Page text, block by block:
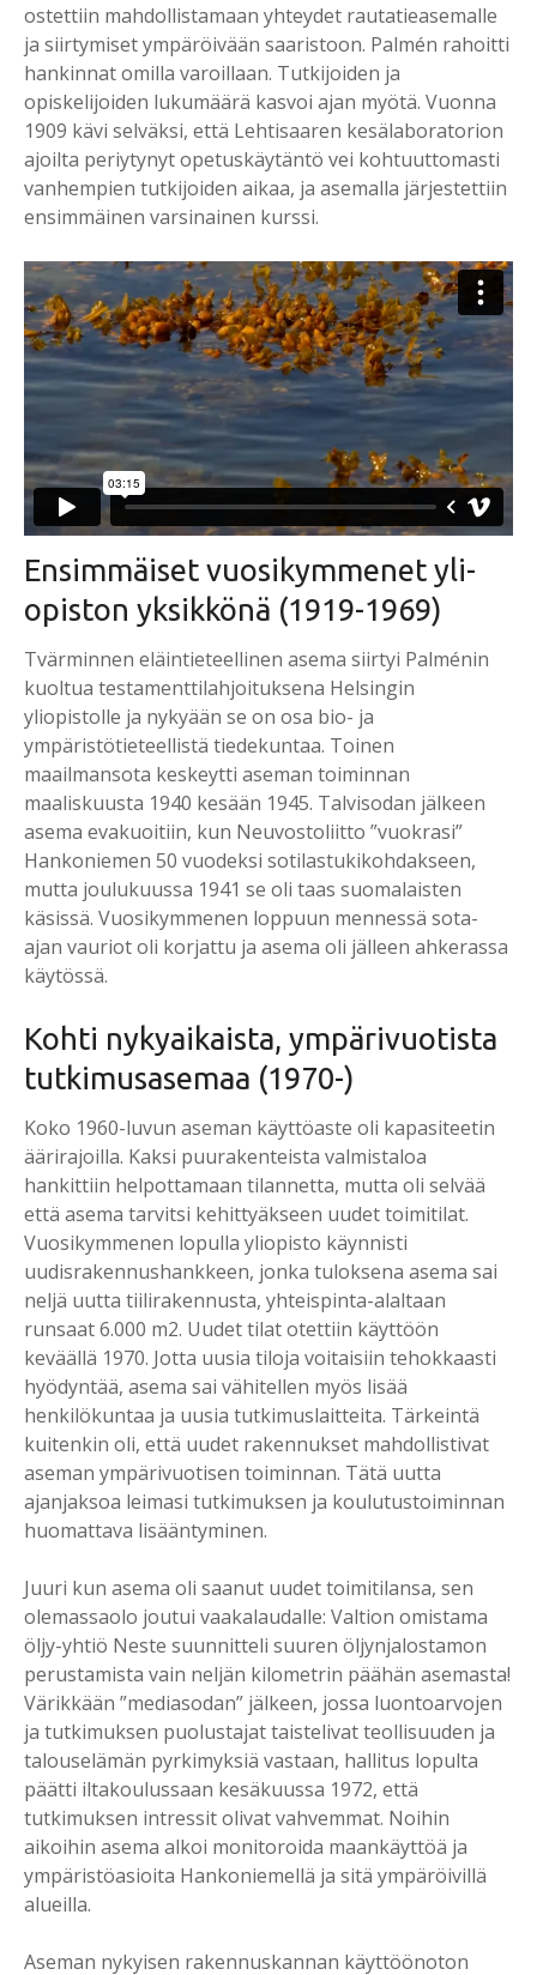
ostettiin mahdollistamaan yhteydet rautatieasemalle
ja siirtymiset ympäröivään saaristoon. Palmén rahoitti
hankinnat omilla varoillaan. Tutkijoiden ja
opiskelijoiden lukumäärä kasvoi ajan myötä. Vuonna
1909 kävi selväksi, että Lehtisaaren kesälaboratorion
ajoilta periytynyt opetuskäytäntö vei kohtuuttomasti
vanhempien tutkijoiden aikaa, ja asemalla järjestettiin
ensimmäinen varsinainen kurssi.
En­sim­mäi­set vuo­si­kym­me­net yli­
opis­ton yk­sik­kö­nä (1919-1969)
Tvärminnen eläintieteellinen asema siirtyi Palménin
kuoltua testamenttilahjoituksena Helsingin
yliopistolle ja nykyään se on osa bio- ja
ympäristötieteellistä tiedekuntaa. Toinen
maailmansota keskeytti aseman toiminnan
maaliskuusta 1940 kesään 1945. Talvisodan jälkeen
asema evakuoitiin, kun Neuvostoliitto ”vuokrasi”
Hankoniemen 50 vuodeksi sotilastukikohdakseen,
mutta joulukuussa 1941 se oli taas suomalaisten
käsissä. Vuosikymmenen loppuun mennessä sota-
ajan vauriot oli korjattu ja asema oli jälleen ahkerassa
käytössä.
Koh­ti ny­ky­ai­kais­ta, ym­pä­ri­vuo­tis­ta
tut­ki­mus­a­se­maa (1970-)
Koko 1960-luvun aseman käyttöaste oli kapasiteetin
äärirajoilla. Kaksi puurakenteista valmistaloa
hankittiin helpottamaan tilannetta, mutta oli selvää
että asema tarvitsi kehittyäkseen uudet toimitilat.
Vuosikymmenen lopulla yliopisto käynnisti
uudisrakennushankkeen, jonka tuloksena asema sai
neljä uutta tiilirakennusta, yhteispinta-alaltaan
runsaat 6.000 m2. Uudet tilat otettiin käyttöön
keväällä 1970. Jotta uusia tiloja voitaisiin tehokkaasti
hyödyntää, asema sai vähitellen myös lisää
henkilökuntaa ja uusia tutkimuslaitteita. Tärkeintä
kuitenkin oli, että uudet rakennukset mahdollistivat
aseman ympärivuotisen toiminnan. Tätä uutta
ajanjaksoa leimasi tutkimuksen ja koulutustoiminnan
huomattava lisääntyminen.
Juuri kun asema oli saanut uudet toimitilansa, sen
olemassaolo joutui vaakalaudalle: Valtion omistama
öljy-yhtiö Neste suunnitteli suuren öljynjalostamon
perustamista vain neljän kilometrin päähän asemasta!
Värikkään ”mediasodan” jälkeen, jossa luontoarvojen
ja tutkimuksen puolustajat taistelivat teollisuuden ja
talouselämän pyrkimyksiä vastaan, hallitus lopulta
päätti iltakoulussaan kesäkuussa 1972, että
tutkimuksen intressit olivat vahvemmat. Noihin
aikoihin asema alkoi monitoroida maankäyttöä ja
ympäristöasioita Hankoniemellä ja sitä ympäröivillä
alueilla.
Aseman nykyisen rakennuskannan käyttöönoton